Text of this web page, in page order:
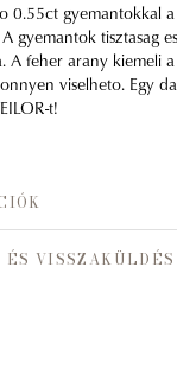
0.55ct gyemantokkal
gyemantok tisztasag
A feher arany kiemeli
viselheto. Egy
t!
VISSZAKÜLDÉS